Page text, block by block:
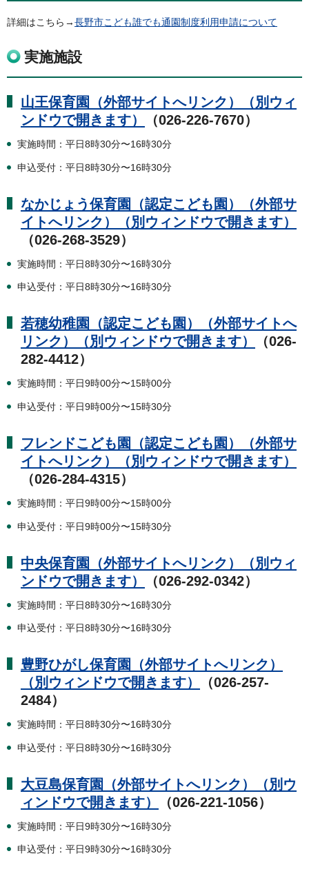
詳細はこちら→長野市こども誰でも通園制度利用申請について
実施施設
山王保育園（外部サイトへリンク）（別ウィ
ンドウで開きます）
（026-226-7670）
実施時間：平日8時30分〜16時30分
申込受付：平日8時30分〜16時30分
なかじょう保育園（認定こども園）（外部サ
イトへリンク）（別ウィンドウで開きます）
（026-268-3529）
実施時間：平日8時30分〜16時30分
申込受付：平日8時30分〜16時30分
若穂幼稚園（認定こども園）（外部サイトへ
リンク）（別ウィンドウで開きます）
（026-
282-4412）
実施時間：平日9時00分〜15時00分
申込受付：平日9時00分〜15時30分
フレンドこども園（認定こども園）（外部サ
イトへリンク）（別ウィンドウで開きます）
（026-284-4315）
実施時間：平日9時00分〜15時00分
申込受付：平日9時00分〜15時30分
中央保育園（外部サイトへリンク）（別ウィ
ンドウで開きます）
（026-292-0342）
実施時間：平日8時30分〜16時30分
申込受付：平日8時30分〜16時30分
豊野ひがし保育園（外部サイトへリンク）
（別ウィンドウで開きます）
（026-257-
2484）
実施時間：平日8時30分〜16時30分
申込受付：平日8時30分〜16時30分
大豆島保育園（外部サイトへリンク）（別ウ
ィンドウで開きます）
（026-221-1056）
実施時間：平日9時30分〜16時30分
申込受付：平日9時30分〜16時30分